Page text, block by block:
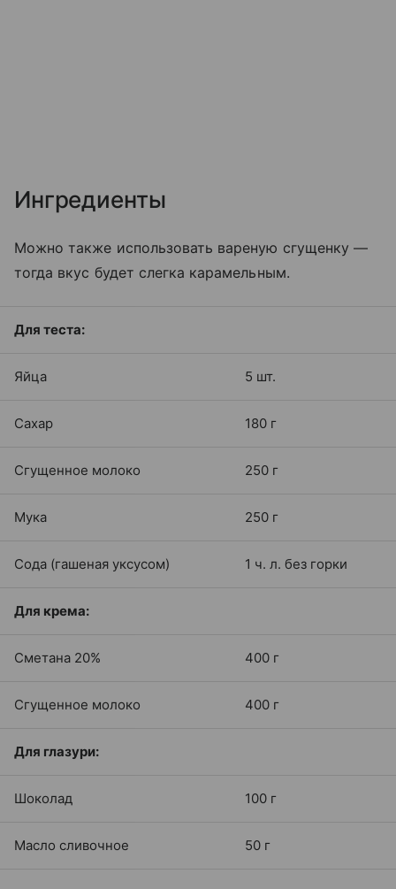
Ингредиенты
Можно также использовать вареную сгущенку —
тогда вкус будет слегка карамельным.
Для теста:
Яйца 5 шт.
Сахар 180 г
Сгущенное молоко 250 г
Мука 250 г
Сода (гашеная уксусом) 1 ч. л. без горки
Для крема:
Сметана 20% 400 г
Сгущенное молоко 400 г
Для глазури:
Шоколад 100 г
Масло сливочное 50 г